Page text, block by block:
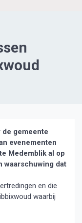
de gemeente
evenementen
Medemblik al op
waarschuwing dat
en die
waarbij